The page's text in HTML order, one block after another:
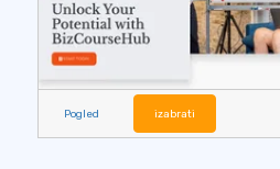
Pogled izabrati